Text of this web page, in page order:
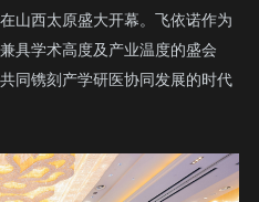
山西太原盛大开幕。飞依诺作为
具学术高度及产业温度的盛会
同镌刻产学研医协同发展的时代